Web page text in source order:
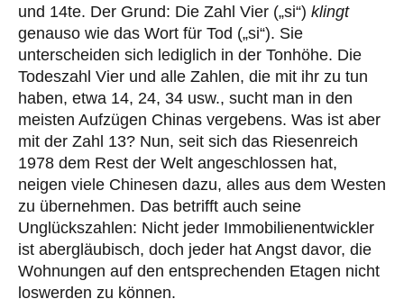
und 14te. Der Grund: Die Zahl Vier („si“) klingt
genauso wie das Wort für Tod („si“). Sie
unterscheiden sich lediglich in der Tonhöhe. Die
Todeszahl Vier und alle Zahlen, die mit ihr zu tun
haben, etwa 14, 24, 34 usw., sucht man in den
meisten Aufzügen Chinas vergebens. Was ist aber
mit der Zahl 13? Nun, seit sich das Riesenreich
1978 dem Rest der Welt angeschlossen hat,
neigen viele Chinesen dazu, alles aus dem Westen
zu übernehmen. Das betrifft auch seine
Unglückszahlen: Nicht jeder Immobilienentwickler
ist abergläubisch, doch jeder hat Angst davor, die
Wohnungen auf den entsprechenden Etagen nicht
loswerden zu können.